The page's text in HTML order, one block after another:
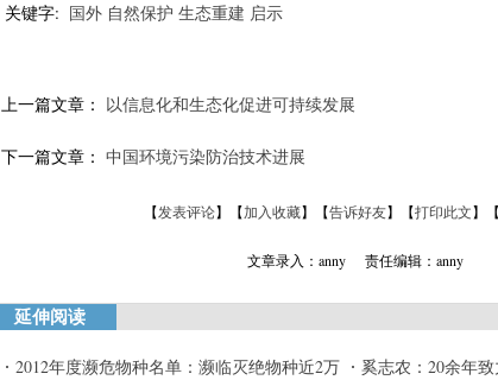
关键字: 国外 自然保护 生态重建 启示
上一篇文章： 以信息化和生态化促进可持续发展
下一篇文章： 中国环境污染防治技术进展
【发表评论】【加入收藏】【告诉好友】【打印此文】【
文章录入：anny 责任编辑：anny
延伸阅读
2012年度濒危物种名单：濒临灭绝物种近2万
奚志农：20余年